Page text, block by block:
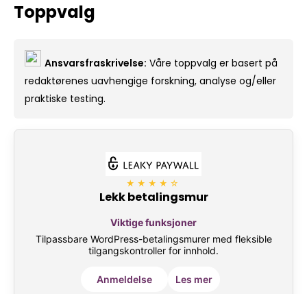
Toppvalg
Ansvarsfraskrivelse: Våre toppvalg er basert på
redaktørenes uavhengige forskning, analyse og/eller
praktiske testing.
★★★★☆
Lekk betalingsmur
Viktige funksjoner
Tilpassbare WordPress-betalingsmurer med fleksible
tilgangskontroller for innhold.
Anmeldelse Les mer